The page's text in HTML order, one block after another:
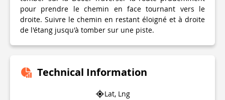
pour prendre le chemin en face tournant vers le
droite. Suivre le chemin en restant éloigné et à droite
de l'étang jusqu'à tomber sur une piste.
Technical Information
Lat, Lng